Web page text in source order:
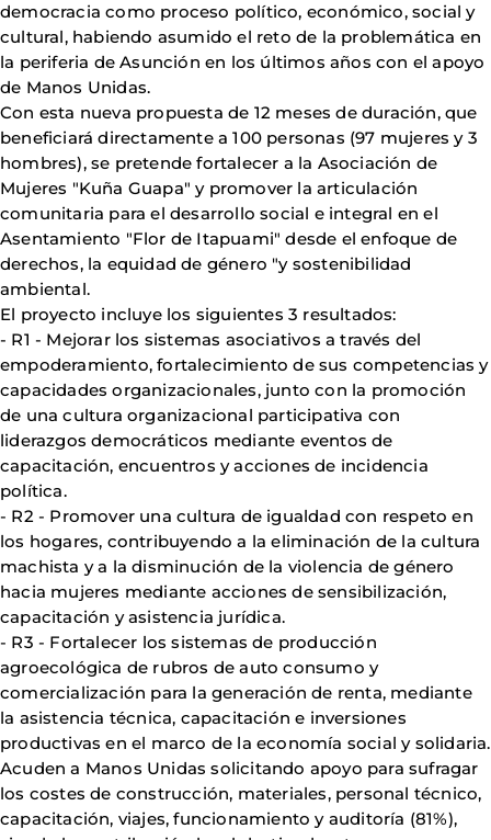
democracia como proceso político, económico, social y
cultural, habiendo asumido el reto de la problemática en
la periferia de Asunción en los últimos años con el apoyo
de Manos Unidas.
Con esta nueva propuesta de 12 meses de duración, que
beneficiará directamente a 100 personas (97 mujeres y 3
hombres), se pretende fortalecer a la Asociación de
Mujeres "Kuña Guapa" y promover la articulación
comunitaria para el desarrollo social e integral en el
Asentamiento "Flor de Itapuami" desde el enfoque de
derechos, la equidad de género "y sostenibilidad
ambiental.
El proyecto incluye los siguientes 3 resultados:
- R1 - Mejorar los sistemas asociativos a través del
empoderamiento, fortalecimiento de sus competencias y
capacidades organizacionales, junto con la promoción
de una cultura organizacional participativa con
liderazgos democráticos mediante eventos de
capacitación, encuentros y acciones de incidencia
política.
- R2 - Promover una cultura de igualdad con respeto en
los hogares, contribuyendo a la eliminación de la cultura
machista y a la disminución de la violencia de género
hacia mujeres mediante acciones de sensibilización,
capacitación y asistencia jurídica.
- R3 - Fortalecer los sistemas de producción
agroecológica de rubros de auto consumo y
comercialización para la generación de renta, mediante
la asistencia técnica, capacitación e inversiones
productivas en el marco de la economía social y solidaria.
Acuden a Manos Unidas solicitando apoyo para sufragar
los costes de construcción, materiales, personal técnico,
capacitación, viajes, funcionamiento y auditoría (81%),